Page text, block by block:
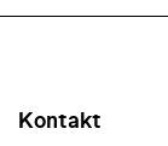
Kontakt